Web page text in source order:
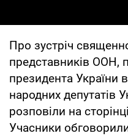
Про зустріч
представників ООН,
президента України
народних депутатів
розповіли на
Учасники